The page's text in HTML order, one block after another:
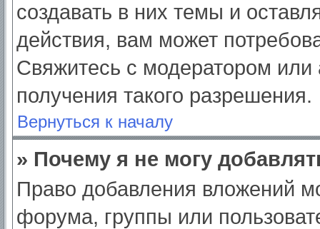
создавать в них темы и
действия, вам может
Свяжитесь с модератором
получения такого разрешения.
Вернуться к началу
» Почему я не могу
Право добавления вложений
форума, группы или